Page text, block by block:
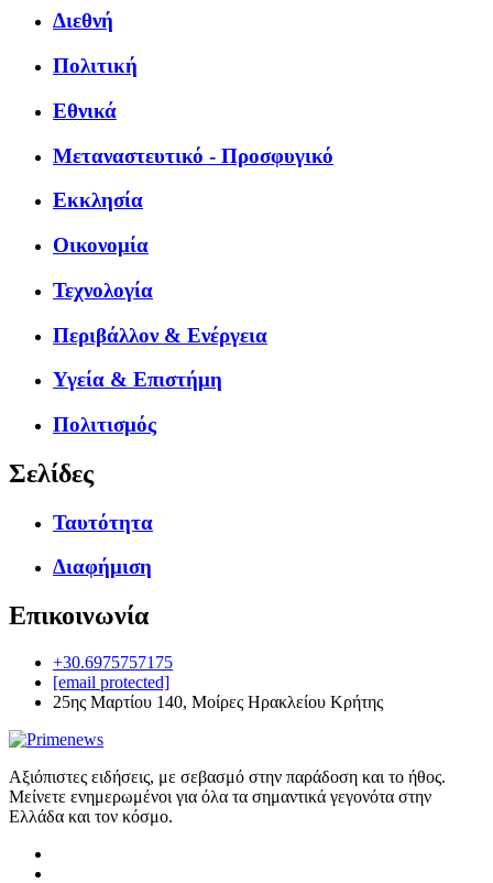
Διεθνή
Πολιτική
Εθνικά
Μεταναστευτικό - Προσφυγικό
Εκκλησία
Οικονομία
Τεχνολογία
Περιβάλλον & Ενέργεια
Υγεία & Επιστήμη
Πολιτισμός
Σελίδες
Ταυτότητα
Διαφήμιση
Επικοινωνία
+30.6975757175
[email protected]
25ης Μαρτίου 140, Μοίρες Ηρακλείου Κρήτης
Αξιόπιστες ειδήσεις, με σεβασμό στην παράδοση και το ήθος.
Μείνετε ενημερωμένοι για όλα τα σημαντικά γεγονότα στην
Ελλάδα και τον κόσμο.